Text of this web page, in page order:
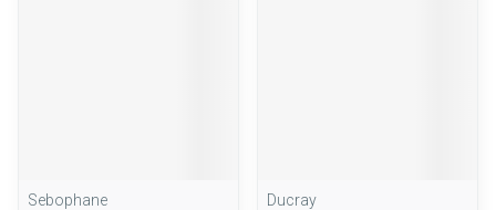
Sebophane
Ducray